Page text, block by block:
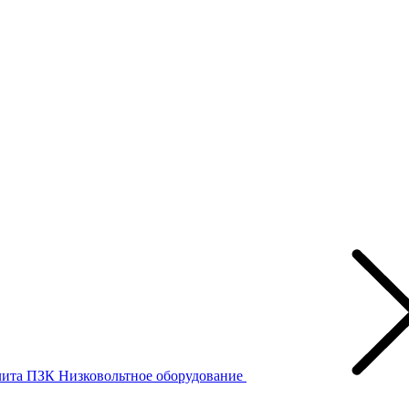
ПЗК Низковольтное оборудование